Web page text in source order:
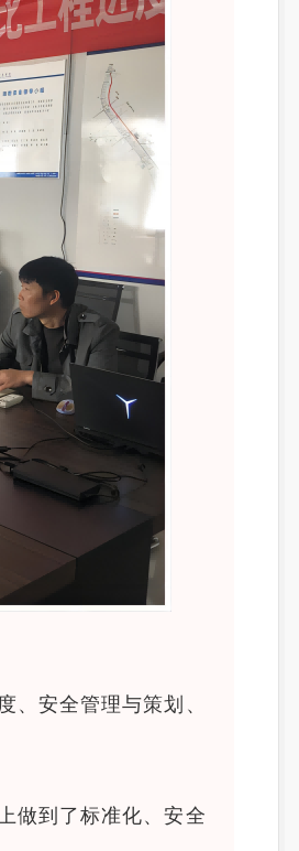
、安全管理与策划、
做到了标准化、安全